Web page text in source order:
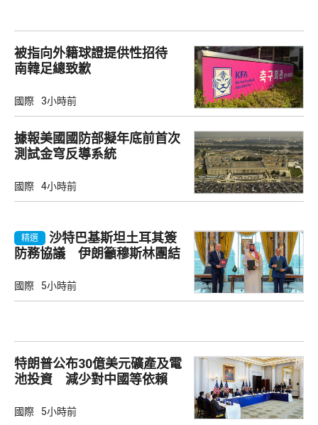
被指向外籍球證提供性招待
南韓足總致歉
國際 3小時前
據報美國國防部擬年底前首次
測試金穹反導系統
國際 4小時前
精選
沙特巴基斯坦土耳其簽
防務協議 伊朗籲穆斯林團結
國際 5小時前
特朗普公布30億美元礦產及電
池投資 減少對中國等依賴
國際 5小時前